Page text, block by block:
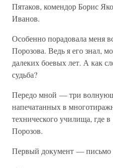
Пятаков, комендор Борис
Иванов.
Особенно порадовала меня
Порозова. Ведь я его знал,
далеких боевых лет. А как
судьба?
Передо мной — три
напечатанных в
технического училища, где
Порозов.
Первый документ — письмо